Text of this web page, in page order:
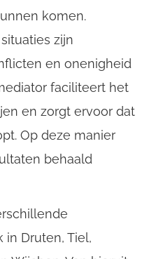
komen.
zijn
en onenigheid
faciliteert het
en zorgt ervoor dat
Op deze manier
behaald
in Druten, Tiel,